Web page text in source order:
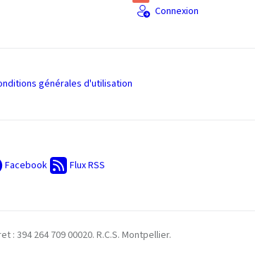
Connexion
générales d'utilisation
Facebook Flux RSS
: 394 264 709 00020. R.C.S. Montpellier.